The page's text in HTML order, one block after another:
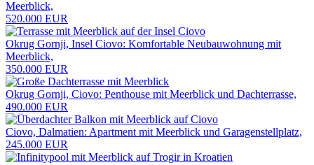
Meerblick,
520.000 EUR
Okrug Gornji, Insel Ciovo: Komfortable Neubauwohnung mit
Meerblick,
350.000 EUR
Okrug Gornji, Ciovo: Penthouse mit Meerblick und Dachterrasse,
490.000 EUR
Ciovo, Dalmatien: Apartment mit Meerblick und Garagenstellplatz,
245.000 EUR